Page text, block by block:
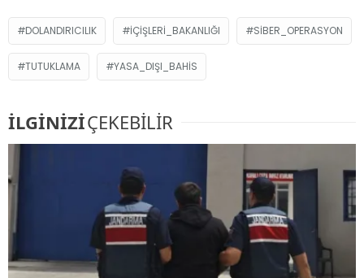
DOLANDIRICILIK İÇIŞLERI_BAKANLIĞI SIBER_OPERASYON
TUTUKLAMA YASA_DIŞI_BAHIS
İLGİNİZİÇEKEBİLİR